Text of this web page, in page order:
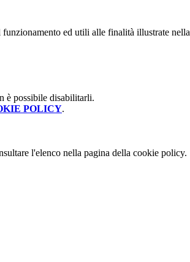
ed utili alle finalità illustrate nella
è possibile disabilitarli.
POLICY.
l'elenco nella pagina della cookie policy.